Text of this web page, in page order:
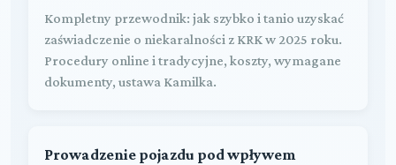
Kompletny przewodnik: jak szybko i tanio uzyskać
zaświadczenie o niekaralności z KRK w 2025 roku.
Procedury online i tradycyjne, koszty, wymagane
dokumenty, ustawa Kamilka.
Prowadzenie pojazdu pod wpływem